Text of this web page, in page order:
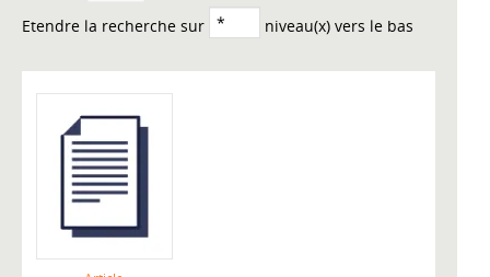
Etendre la recherche sur niveau(x) vers le bas